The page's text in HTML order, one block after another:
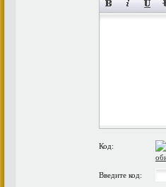
Код:
Введите код: